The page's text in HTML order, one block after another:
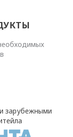
зарубежными